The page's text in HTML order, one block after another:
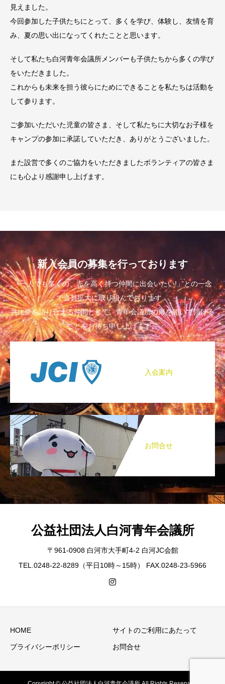
見えました。
今回参加した子供たちにとって、多くを学び、体験し、友情を育
み、夏の思い出になってくれたことと思います。
そして私たち白河青年会議所メンバーも子供たちから多くの学び
をいただきました。
これからも未来を担う彼らにためにできることを私たちは活動を
して参ります。
ご参加いただいた児童の皆さま、そして私たちに大切なお子様を
キャンプの参加に承諾していただき、ありがとうございました。
また設営で多くのご協力をいただきましたボランティアの皆さま
にも心より感謝申し上げます。
新入会員の募集を行っております
「一人でも多くの、志を高く持つ仲間に出会いたい!」との一念
で会員拡大に取り組んでおります。
共に夢を語り合える仲間として、青年会議所の扉を開いて頂ける
ことをお待ち申し上げます。
入会案内
お問合せ
公益社団法人白河青年会議所
〒961-0908 白河市大手町4-2 白河JC会館
TEL.0248-22-8289（平日10時～15時） FAX.0248-23-5966
HOME サイトのご利用にあたって
プライバシーポリシー お問合せ